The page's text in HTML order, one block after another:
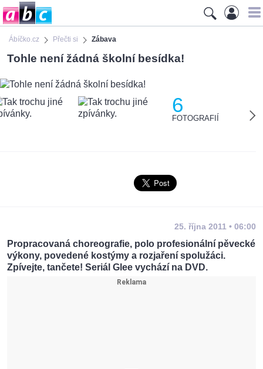
Ábíčko.cz Přečti si Zábava
Tohle není žádná školní besídka!
6
FOTOGRAFIÍ
25. října 2011 • 06:00
Propracovaná choreografie, polo profesionální pěvecké
výkony, povedené kostýmy a rozjaření spolužáci.
Zpívejte, tančete! Seriál Glee vychází na DVD.